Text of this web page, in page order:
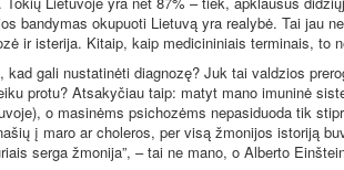
bandymas okupuoti Lietuvą yra realybė. Tai jau
ir isterija. Kitaip, kaip medicininiais terminais, to
gali nustatinėti diagnozę? Juk tai valdzios
protu? Atsakyčiau taip: matyt mano imuninė
o masinėms psichozėms nepasiduoda tik
į maro ar choleros, per visą žmonijos istoriją
serga žmonija”, – tai ne mano, o Alberto